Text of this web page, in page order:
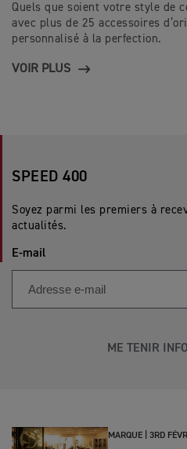
Quels que soient votre style de
avec plus de 25 accessoires
personnalisé à la perfection.
VOIR PLUS
SPEED 400
Soyez parmi les premiers à
actualités.
E-mail
ME TENIR
MARQUE | 3RD